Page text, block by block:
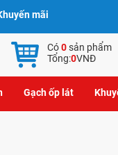
mãi
Có0sản phẩm
Tổng:0VNĐ
Gạch ốp lát